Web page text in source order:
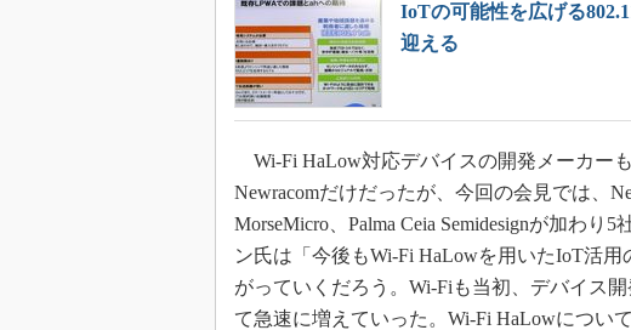
IoTの可能性を広げる
迎える
Wi-Fi HaLow対応デバイスの開発メーカー
Newracomだけだったが、今回の会見では、
MorseMicro、Palma Ceia Semidesignが加わ
ン氏は「今後もWi-Fi HaLowを用いたIoT活
がっていくだろう。Wi-Fiも当初、デバイス
て急速に増えていった。Wi-Fi HaLowについ